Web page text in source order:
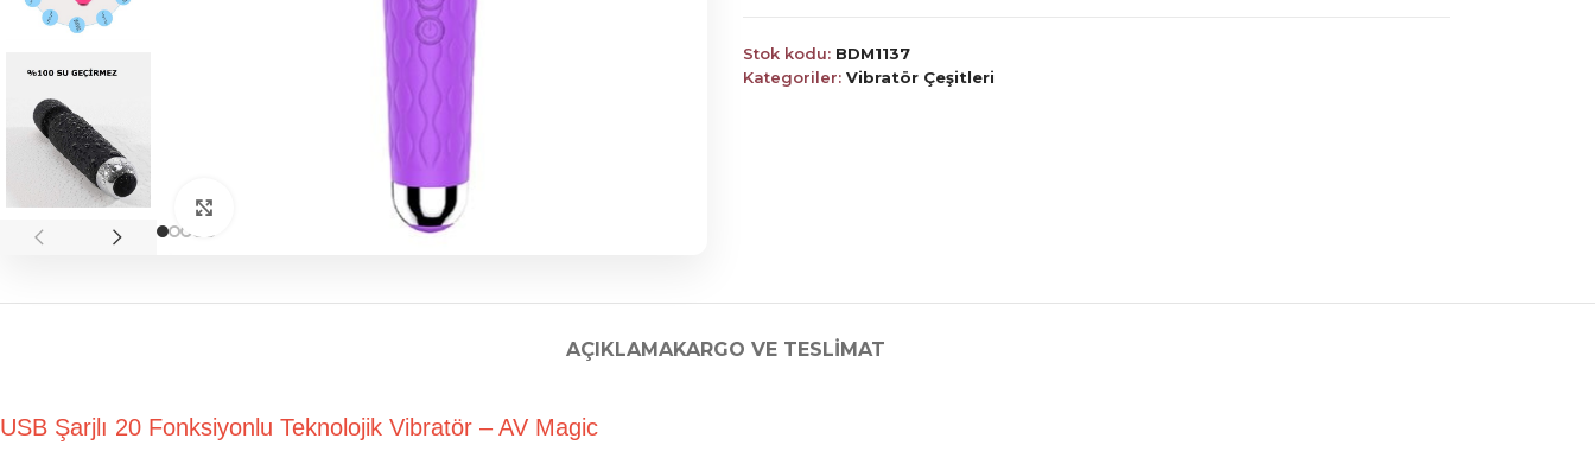
Stok kodu: BDM1137
Kategoriler: Vibratör Çeşitleri
AÇIKLAMAKARGO VE TESLIMAT
USB Şarjlı 20 Fonksiyonlu Teknolojik Vibratör – AV Magic